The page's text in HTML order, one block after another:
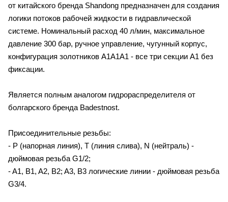
от китайского бренда Shandong предназначен для создания
логики потоков рабочей жидкости в гидравлической
системе. Номинальный расход 40 л/мин, максимальное
давление 300 бар, ручное управление, чугунный корпус,
конфигурация золотников A1A1A1 - все три секции A1 без
фиксации.
Является полным аналогом гидрораспределителя от
болгарского бренда Badestnost.
Присоединительные резьбы:
- P (напорная линия), T (линия слива), N (нейтраль) -
дюймовая резьба G1/2;
- A1, B1, A2, B2; A3, B3 логические линии - дюймовая резьба
G3/4.